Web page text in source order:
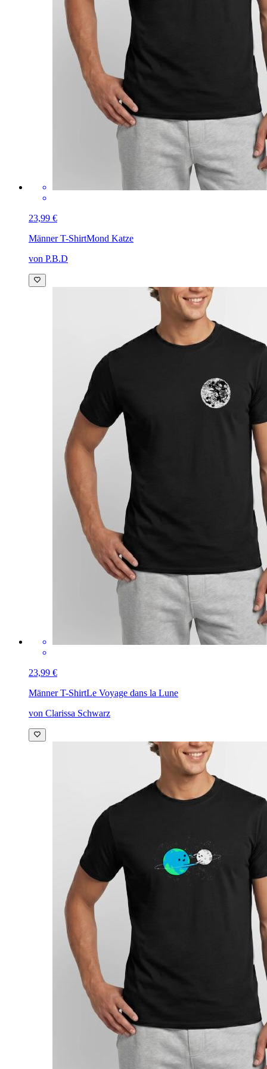
23,99 €
Männer T-ShirtMond Katze
von P.B.D
23,99 €
Männer T-ShirtLe Voyage dans la Lune
von Clarissa Schwarz